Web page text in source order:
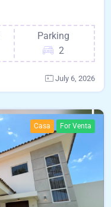
Parking
2
July 6, 2026
Casa For Venta